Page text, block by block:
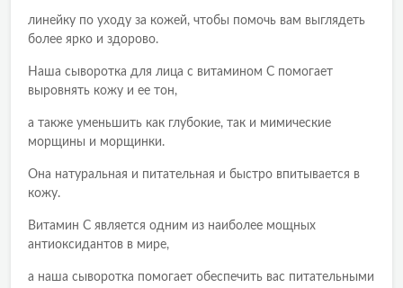
линейку по уходу за кожей, чтобы помочь вам выглядеть
более ярко и здорово.
Наша сыворотка для лица с витамином C помогает
выровнять кожу и ее тон,
а также уменьшить как глубокие, так и мимические
морщины и морщинки.
Она натуральная и питательная и быстро впитывается в
кожу.
Витамин C является одним из наиболее мощных
антиоксидантов в мире,
а наша сыворотка помогает обеспечить вас питательными